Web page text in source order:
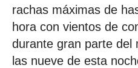
rachas máximas de
hora con vientos de
durante gran parte del
las nueve de esta